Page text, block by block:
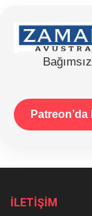
Patreon’da
İLETİŞİM